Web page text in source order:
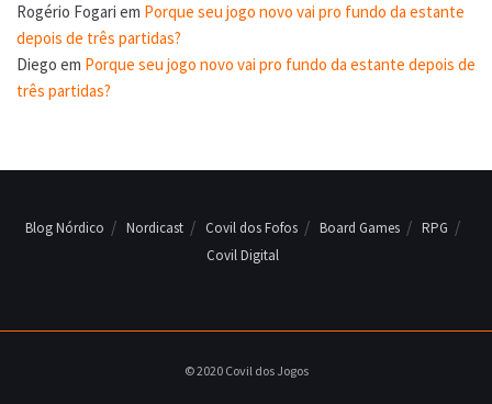
Rogério Fogari em Porque seu jogo novo vai pro fundo da estante
depois de três partidas?
Diego em Porque seu jogo novo vai pro fundo da estante depois de
três partidas?
Blog Nórdico Nordicast Covil dos Fofos Board Games
RPG
Covil Digital
© 2020 Covil dos Jogos